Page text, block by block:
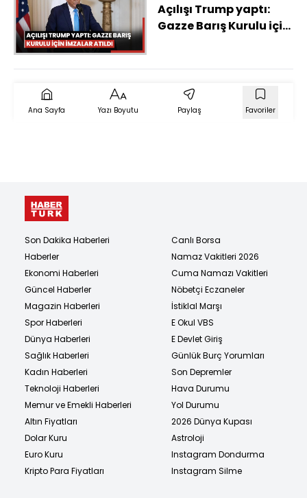
Açılışı Trump yaptı:
Gazze Barış Kurulu için
Ana Sayfa Yazı Boyutu Paylaş Favoriler
Son Dakika Haberleri
Haberler
Ekonomi Haberleri
Güncel Haberler
Magazin Haberleri
Spor Haberleri
Dünya Haberleri
Sağlık Haberleri
Kadın Haberleri
Teknoloji Haberleri
Memur ve Emekli Haberleri
Altın Fiyatları
Dolar Kuru
Euro Kuru
Kripto Para Fiyatları
Canlı Borsa
Namaz Vakitleri 2026
Cuma Namazı Vakitleri
Nöbetçi Eczaneler
İstiklal Marşı
E Okul VBS
E Devlet Giriş
Günlük Burç Yorumları
Son Depremler
Hava Durumu
Yol Durumu
2026 Dünya Kupası
Astroloji
Instagram Dondurma
Instagram Silme